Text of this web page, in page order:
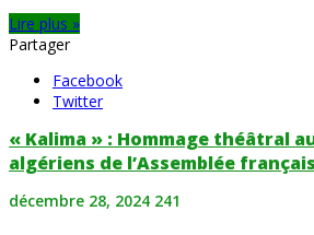
Lire plus »
Partager
Facebook
Twitter
« Kalima » : Hommage théâtral
algériens de l’Assemblée
décembre 28, 2024 241